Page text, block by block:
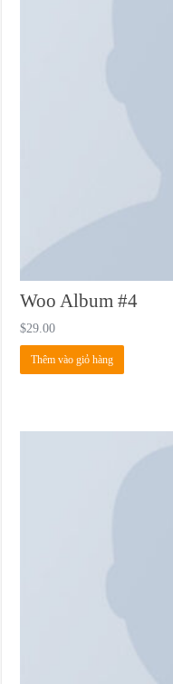
Woo Album #4
$29.00
Thêm vào giỏ hàng